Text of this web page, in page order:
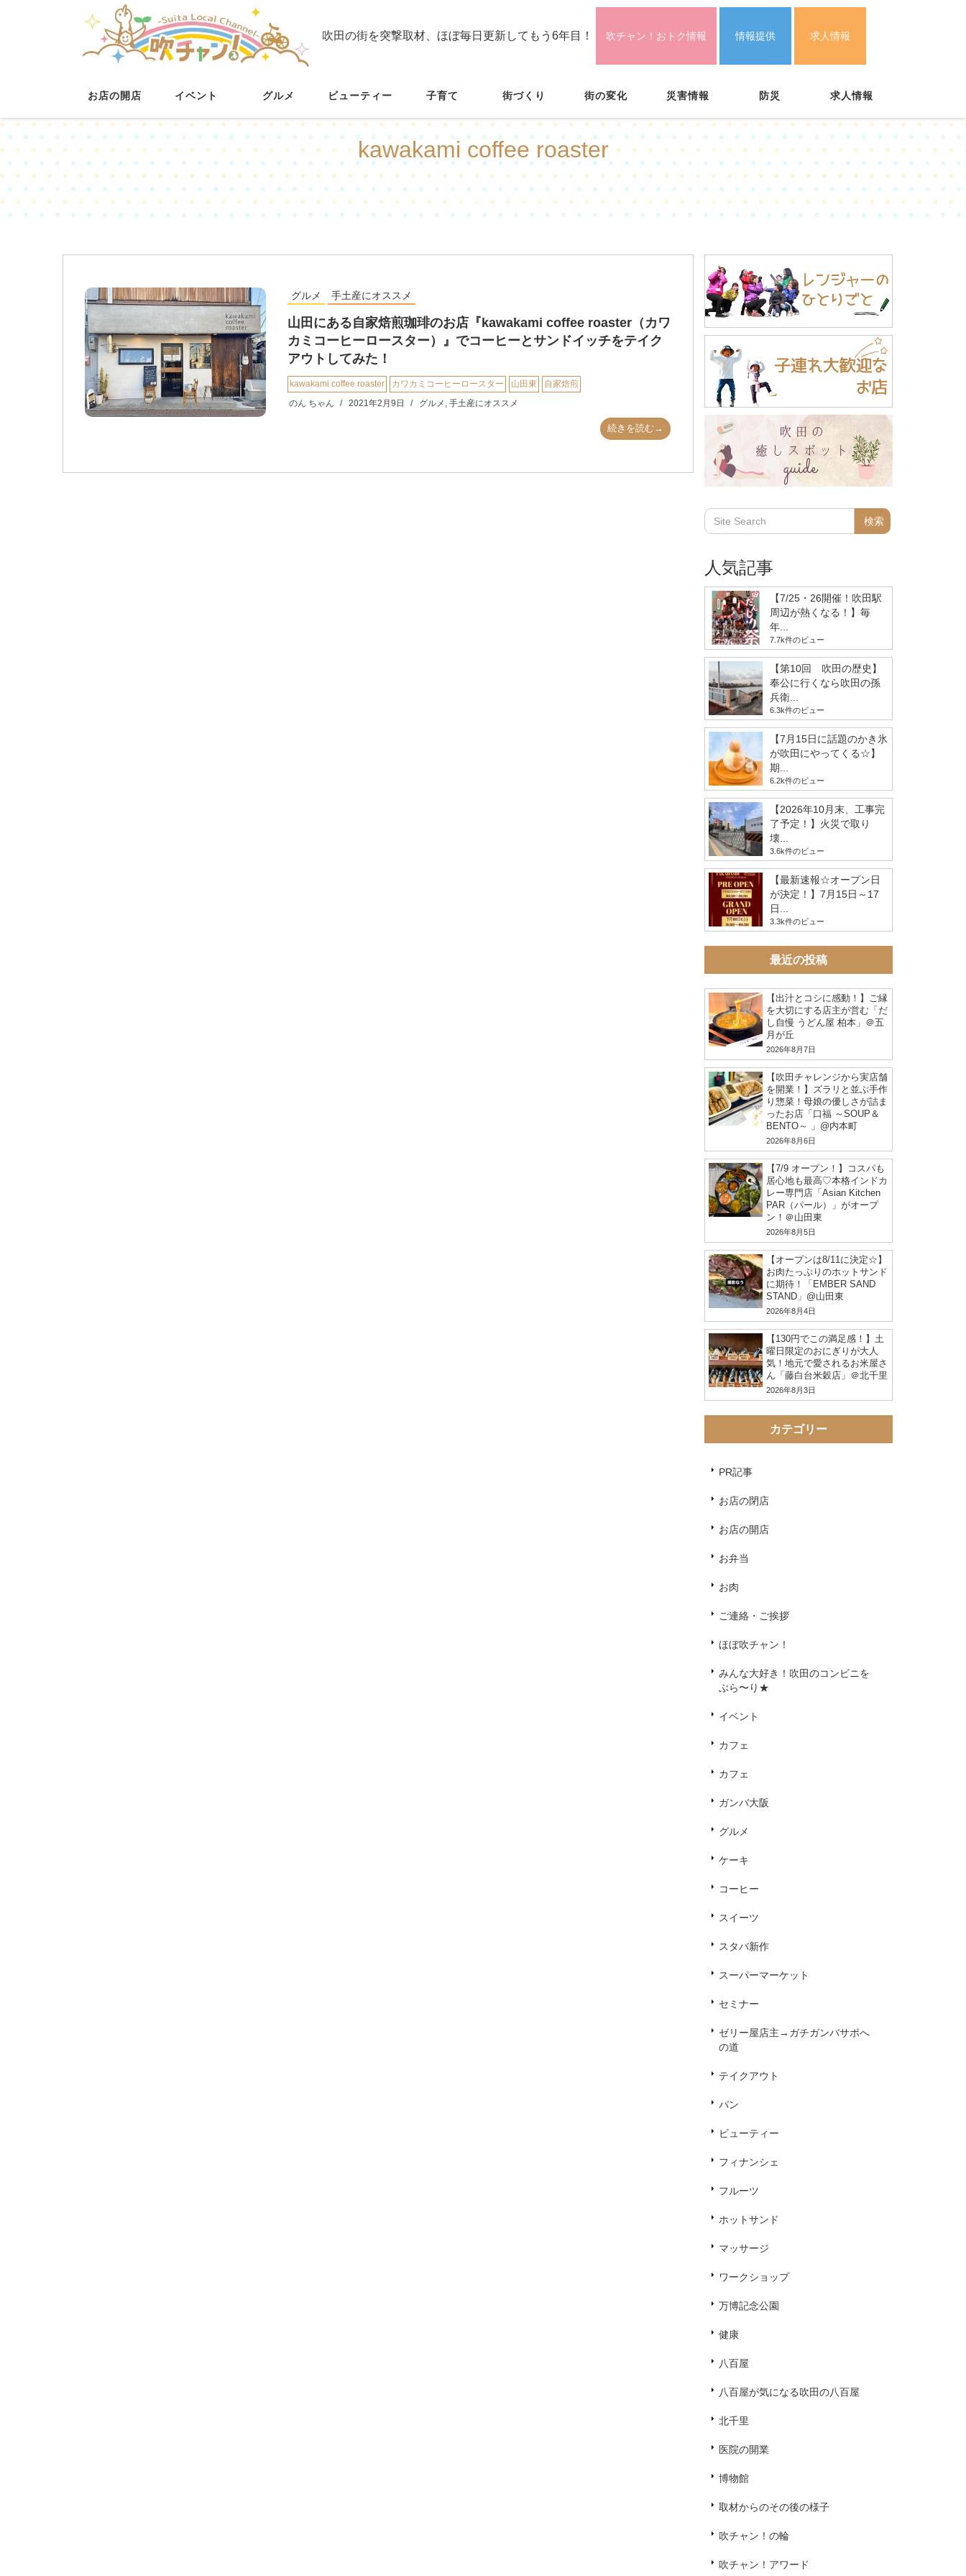
吹田の街を突撃取材、ほぼ毎日更新してもう6年目！ 吹チャン！おトク情報 情報提供 求人情報
お店の開店 イベント グルメ ビューティー 子育て 街づくり 街の変化 災害情報 防災 求人情報
kawakami coffee roaster
グルメ 手土産にオススメ
山田にある自家焙煎珈琲のお店『kawakami coffee roaster（カワ
カミコーヒーロースター）』でコーヒーとサンドイッチをテイク
アウトしてみた！
kawakami coffee roaster カワカミコーヒーロースター 山田東
自家焙煎
のん ちゃん
2021年2月9日 グルメ , 手土産にオススメ
続きを読む→
人気記事
【7/25・26開催！吹田駅
周辺が熱くなる！】毎
年...
7.7k件のビュー
【第10回 吹田の歴史】
奉公に行くなら吹田の孫
兵衛...
6.3k件のビュー
【7月15日に話題のかき氷
が吹田にやってくる☆】
期...
6.2k件のビュー
【2026年10月末、工事完
了予定！】火災で取り
壊...
3.6k件のビュー
【最新速報☆オープン日
が決定！】7月15日～17
日...
3.3k件のビュー
最近の投稿
【出汁とコシに感動！】ご縁
を大切にする店主が営む「だ
し自慢 うどん屋 柏本」＠五
月が丘
2026年8月7日
【吹田チャレンジから実店舗
を開業！】ズラリと並ぶ手作
り惣菜！母娘の優しさが詰ま
ったお店「口福 ～SOUP＆
BENTO～ 」@内本町
2026年8月6日
【7/9 オープン！】コスパも
居心地も最高♡本格インドカ
レー専門店「Asian Kitchen
PAR（パール）」がオープ
ン！＠山田東
2026年8月5日
【オープンは8/11に決定☆】
お肉たっぷりのホットサンド
に期待！「EMBER SAND
STAND」@山田東
2026年8月4日
【130円でこの満足感！】土
曜日限定のおにぎりが大人
気！地元で愛されるお米屋さ
ん「藤白台米穀店」＠北千里
2026年8月3日
カテゴリー
PR記事
お店の閉店
お店の開店
お弁当
お肉
ご連絡・ご挨拶
ほぼ吹チャン！
みんな大好き！吹田のコンビニを
ぶら〜り★
イベント
カフェ
カフェ
ガンバ大阪
グルメ
ケーキ
コーヒー
スイーツ
スタバ新作
スーパーマーケット
セミナー
ゼリー屋店主→ガチガンバサポへ
の道
テイクアウト
パン
ビューティー
フィナンシェ
フルーツ
ホットサンド
マッサージ
ワークショップ
万博記念公園
健康
八百屋
八百屋が気になる吹田の八百屋
北千里
医院の開業
博物館
取材からのその後の様子
吹チャン！の輪
吹チャン！アワード